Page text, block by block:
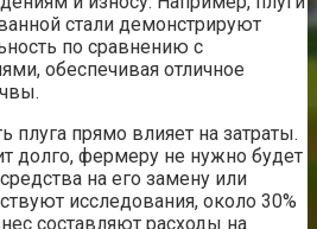
стали демонстрируют
по сравнению с
обеспечивая отличное
плуга прямо влияет на затраты.
долго, фермеру не нужно будет
на его замену или
исследования, около 30%
составляют расходы на